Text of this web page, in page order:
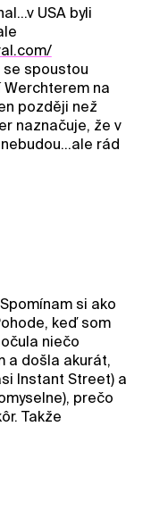
USA byli
se spoustou
na
později než
naznačuje, že v
rád
si ako
keď som
niečo
a došla akurát,
Instant Street) a
prečo
Takže